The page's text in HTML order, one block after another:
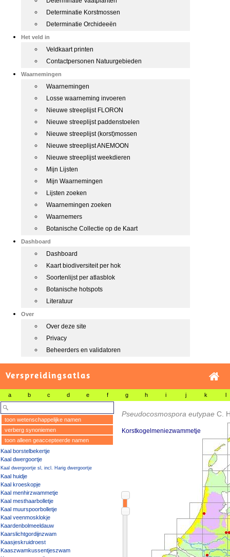
Determinatie Korstmossen
Determinatie Orchideeën
Het veld in
Veldkaart printen
Contactpersonen Natuurgebieden
Waarnemingen
Waarnemingen
Losse waarneming invoeren
Nieuwe streeplijst FLORON
Nieuwe streeplijst paddenstoelen
Nieuwe streeplijst (korst)mossen
Nieuwe streeplijst ANEMOON
Nieuwe streeplijst weekdieren
Mijn Lijsten
Mijn Waarnemingen
Lijsten zoeken
Waarnemingen zoeken
Waarnemers
Botanische Collectie op de Kaart
Dashboard
Dashboard
Kaart biodiversiteit per hok
Soortenlijst per atlasblok
Botanische hotspots
Literatuur
Over
Over deze site
Privacy
Beheerders en validatoren
Verspreidingsatlas
a b c d e f g h i j k l
toon wetenschappelijke namen
verberg synoniemen
toon alleen geaccepteerde namen
Kaal borstelbekertje
Kaal dwergoortje
Kaal dwergoortje sl, incl. Harig dwergoortje
Kaal huidje
Kaal kroeskopje
Kaal menhirzwammetje
Kaal mesthaarbolletje
Kaal muurspoorbolletje
Kaal veenmosklokje
Kaardenbolmeeldauw
Kaarslichtgordijnzwam
Kaasjeskruidroest
Kaaszwamkussentjeszwam
Pseudocosmospora eutypae C.
Korstkogelmeniezwammetje